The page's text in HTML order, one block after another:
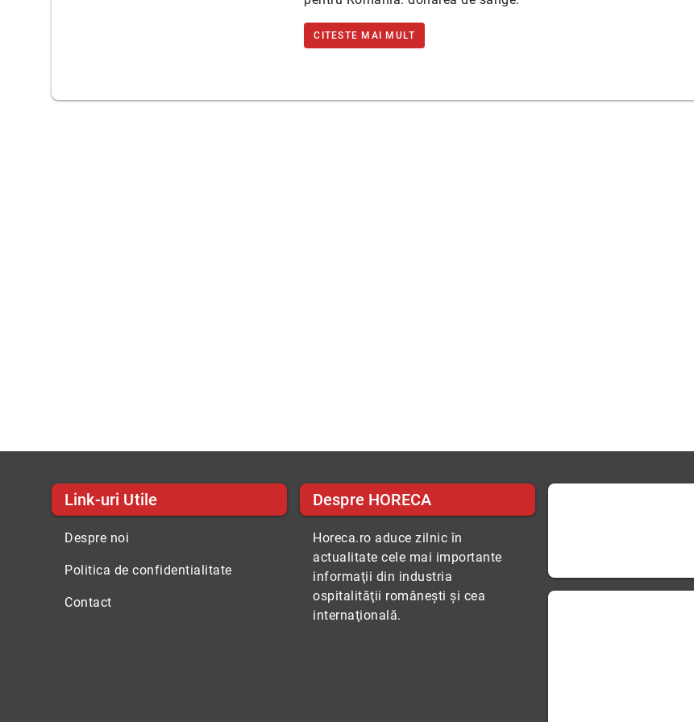
CITESTE MAI MULT
Link-uri Utile
Despre noi
Politica de confidentialitate
Contact
Despre HORECA
Horeca.ro aduce zilnic în
actualitate cele mai importante
informaţii din industria
ospitalităţii româneşti şi cea
internaţională.